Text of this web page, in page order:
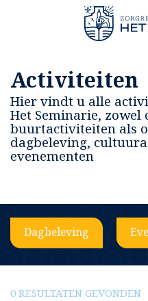
Activiteiten
Hier vindt u alle
Het Seminarie, zowel
buurtactiviteiten als
dagbeleving,
evenementen
Dagbeleving
0 RESULTATEN GEVONDEN